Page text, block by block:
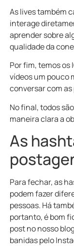
As lives também
interage
aprender sobre
qualidade da
Por fim, temos os
vídeos um pouco
conversar com as
No final, todos
maneira clara a
As
Para fechar, as
podem fazer
pessoas. Há
portanto, é bom
post no nosso
banidas pelo